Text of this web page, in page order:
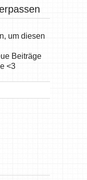
um diesen
Beiträge
<3